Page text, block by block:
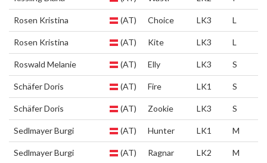
Rosen Kristina (AT) Choice LK3 L
Rosen Kristina (AT) Kite LK3 L
Roswald Melanie (AT) Elly LK3 S
Schäfer Doris (AT) Fire LK1 S
Schäfer Doris (AT) Zookie LK3 S
Sedlmayer Burgi (AT) Hunter LK1 M
Sedlmayer Burgi (AT) Ragnar LK2 M